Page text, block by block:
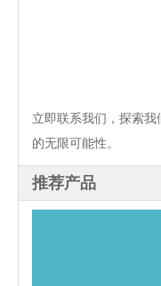
立即联系我们，探索
的无限可能性。
推荐产品